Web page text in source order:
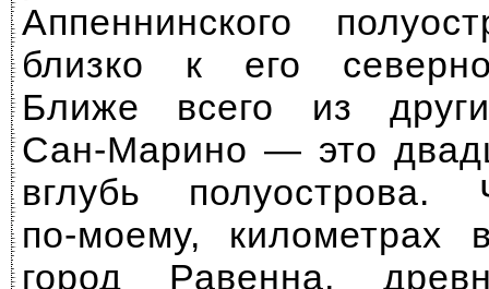
Аппеннинского
близко к его
Ближе всего из
Сан-Марино — это
вглубь полуострова.
по-моему, километрах
город Равенна,